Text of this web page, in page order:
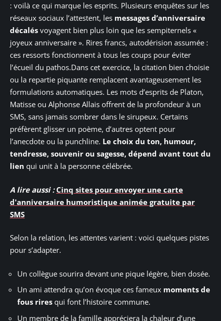
: voilà ce qui marque les esprits. Plusieurs enquêtes sur les
réseaux sociaux l’attestent, les messages d’anniversaire
décalés voyagent bien plus loin que les sempiternels «
joyeux anniversaire ». Rires francs, autodérision assumée :
ces ressorts fonctionnent à tous les coups pour éviter
l’écueil du pathos.Dans cet exercice, la citation bien choisie
ou la repartie piquante remplacent avantageusement les
formulations automatiques. Les mots d’esprits de Platon,
Matisse ou Alphonse Allais offrent de la profondeur à un
SMS, sans jamais sombrer dans le sirupeux. Certains
préfèrent glisser un poème, d’autres optent pour
l’anecdote ou la punchline. Le choix du ton, humour,
tendresse, souvenir ou sagesse, dépend avant tout du
lien qui unit à la personne célébrée.
A lire aussi : Cinq sites pour envoyer une carte
d'anniversaire humoristique animée gratuite par
SMS
Selon la relation, les attentes varient : voici quelques pistes
pour s’adapter.
Un collègue sourira devant une pique légère, bien dosée.
Un ami attendra qu’on évoque ces fameux moments de
fous rires qui font l’histoire commune.
Un membre de la famille appréciera la chaleur d’une